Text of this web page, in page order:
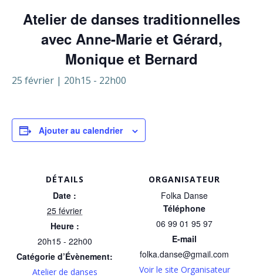
Atelier de danses traditionnelles
avec Anne-Marie et Gérard,
Monique et Bernard
25 février | 20h15 - 22h00
Ajouter au calendrier
DÉTAILS
Date :
25 février
Heure :
20h15 - 22h00
Catégorie d’Évènement:
Atelier de danses
ORGANISATEUR
Folka Danse
Téléphone
06 99 01 95 97
E-mail
folka.danse@gmail.com
Voir le site Organisateur